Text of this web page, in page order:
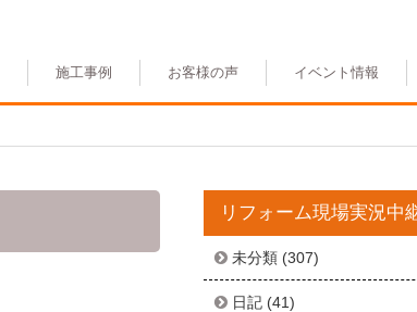
施工事例 お客様の声 イベント情報
リフォーム現場実況中
未分類 (307)
日記 (41)